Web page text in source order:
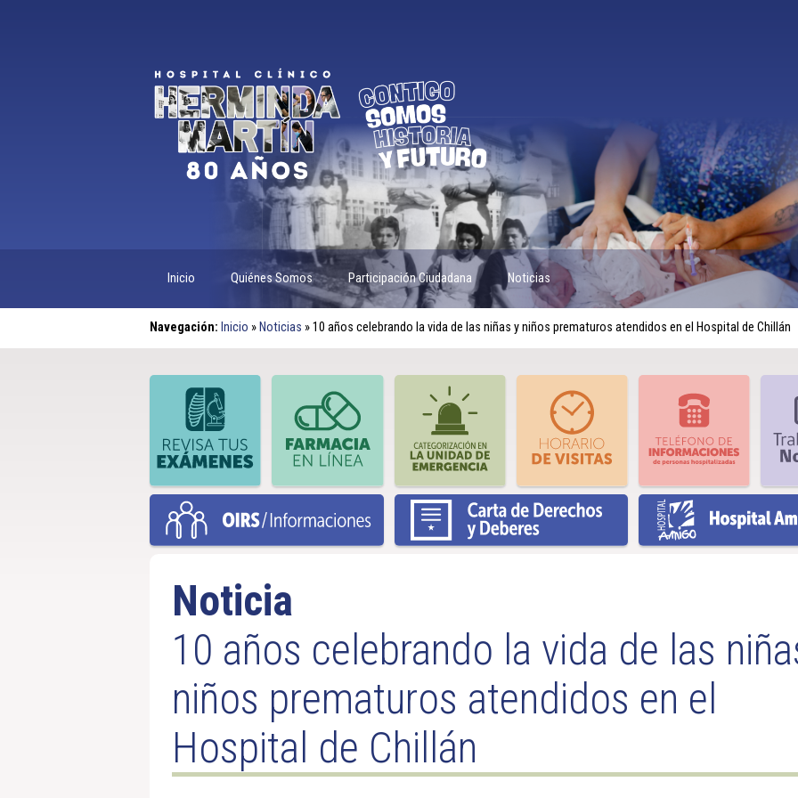
Inicio Quiénes Somos Participación Ciudadana Noticias
Navegación: Inicio » Noticias »10 años celebrando la vida de las niñas y niños prematuros atendidos en el Hospital de Chillán
Noticia
10 años celebrando la vida de las
niños prematuros atendidos en el
Hospital de Chillán